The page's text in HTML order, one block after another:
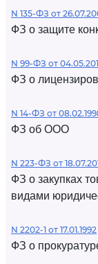
N 135-ФЗ от
ФЗ о защите
N 99-ФЗ от
ФЗ о
N 14-ФЗ от
ФЗ об ООО
N 223-ФЗ от
ФЗ о закупках
видами
N 2202-1 от 17.01.1992
ФЗ о